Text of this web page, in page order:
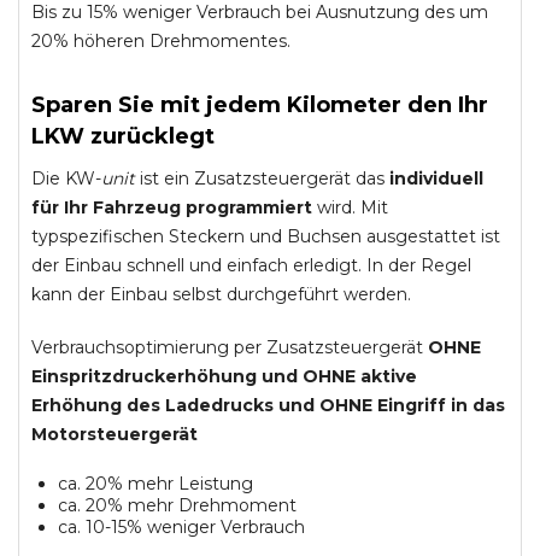
Bis zu 15% weniger Verbrauch bei Ausnutzung des um
20% höheren Drehmomentes.
Sparen Sie mit jedem Kilometer den Ihr
LKW zurücklegt
Die KW-unitist ein Zusatzsteuergerät das individuell
für Ihr Fahrzeug programmiert wird. Mit
typspezifischen Steckern und Buchsen ausgestattet ist
der Einbau schnell und einfach erledigt. In der Regel
kann der Einbau selbst durchgeführt werden.
Verbrauchsoptimierung per Zusatzsteuergerät OHNE
Einspritzdruckerhöhung und OHNE aktive
Erhöhung des Ladedrucks und OHNE Eingriff in das
Motorsteuergerät
ca. 20% mehr Leistung
ca. 20% mehr Drehmoment
ca. 10-15% weniger Verbrauch